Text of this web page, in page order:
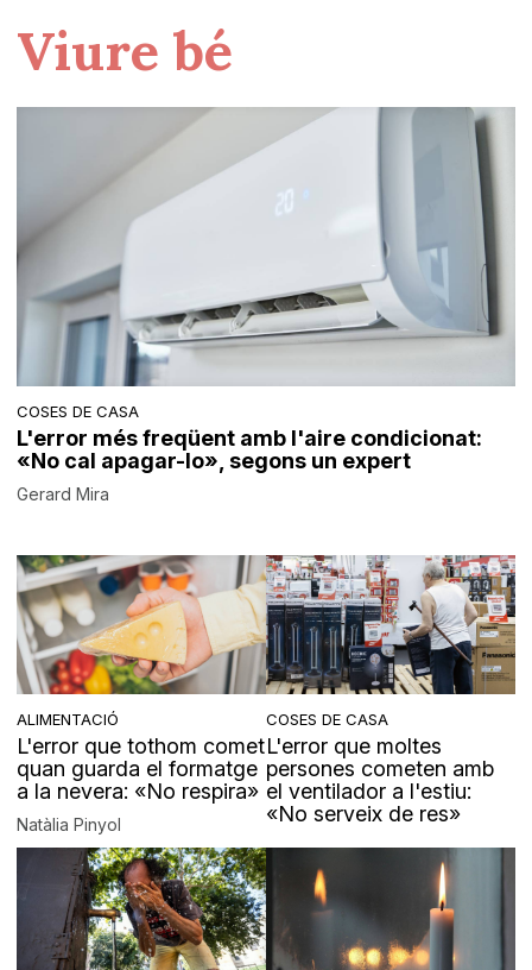
Viure bé
COSES DE CASA
L'error més freqüent amb l'aire condicionat:
«No cal apagar-lo», segons un expert
Gerard Mira
ALIMENTACIÓ
L'error que tothom comet
quan guarda el formatge
a la nevera: «No respira»
Natàlia Pinyol
COSES DE CASA
L'error que moltes
persones cometen amb
el ventilador a l'estiu:
«No serveix de res»